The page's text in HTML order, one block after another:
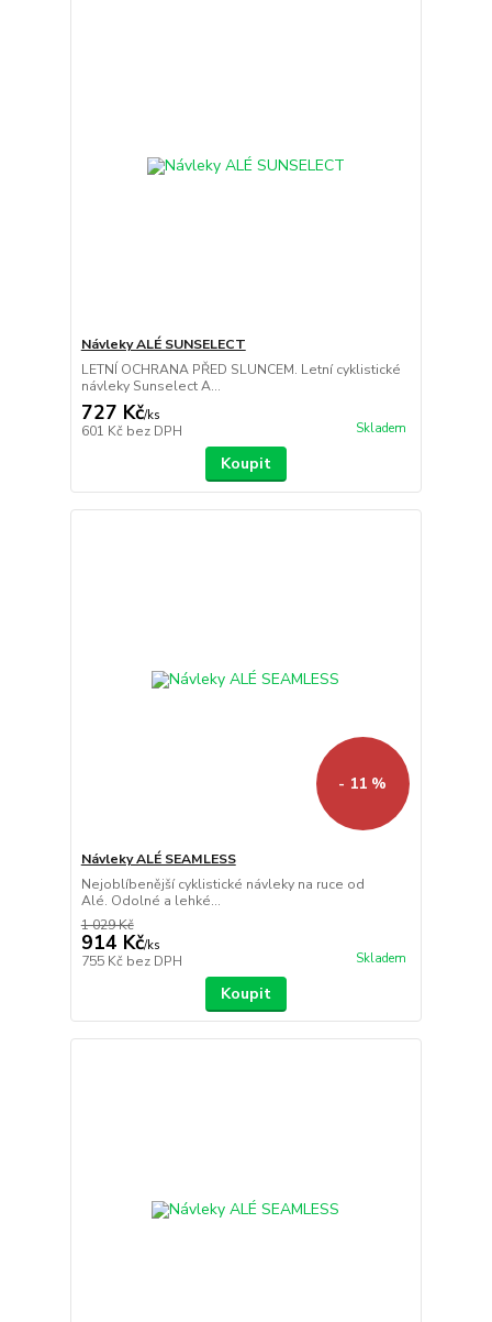
Návleky ALÉ SUNSELECT
LETNÍ OCHRANA PŘED SLUNCEM. Letní cyklistické
návleky Sunselect A...
727 Kč/ks
601 Kč bez DPH Skladem
Koupit
- 11 %
Návleky ALÉ SEAMLESS
Nejoblíbenější cyklistické návleky na ruce od
Alé. Odolné a lehké...
1 029 Kč
914 Kč/ks
755 Kč bez DPH Skladem
Koupit